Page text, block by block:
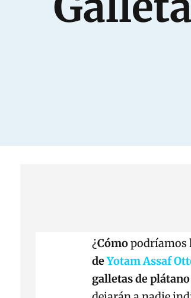
¿Cómopodríamos
deYotam Assaf
galletas de